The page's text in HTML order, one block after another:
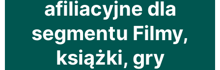
afiliacyjne dla
segmentu Filmy,
książki, gry